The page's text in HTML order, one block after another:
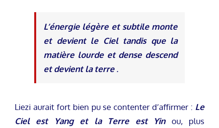
L’énergie légère et subtile monte
et devient le Ciel tandis que la
matière lourde et dense descend
et devient la terre.
Liezi aurait fort bien pu se contenter d’affirmer : Le
Ciel est Yang et la Terre est Yinou, plus